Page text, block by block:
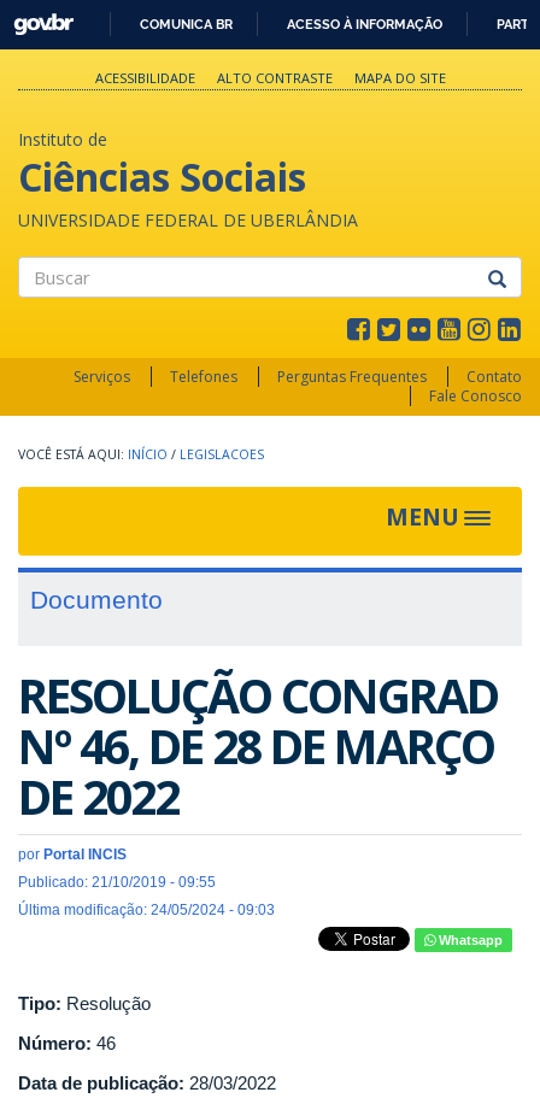
PARA
O
GOVBR
COMUNICA BR ACESSO À INFORMAÇÃO
ACESSIBILIDADE ALTO CONTRASTE MAPA DO SITE
Instituto de
Ciências Sociais
UNIVERSIDADE FEDERAL DE UBERLÂNDIA
Serviços Telefones Perguntas Frequentes
Contato
Fale Conosco
INÍCIO / LEGISLACOES
MENU
Toggle
Documento
RESOLUÇÃO CONGRAD
Nº 46, DE 28 DE MARÇO
DE 2022
por Portal INCIS
Publicado: 21/10/2019 - 09:55
Última modificação: 24/05/2024 - 09:03
Whatsapp
Tipo: Resolução
Número: 46
Data de publicação: 28/03/2022